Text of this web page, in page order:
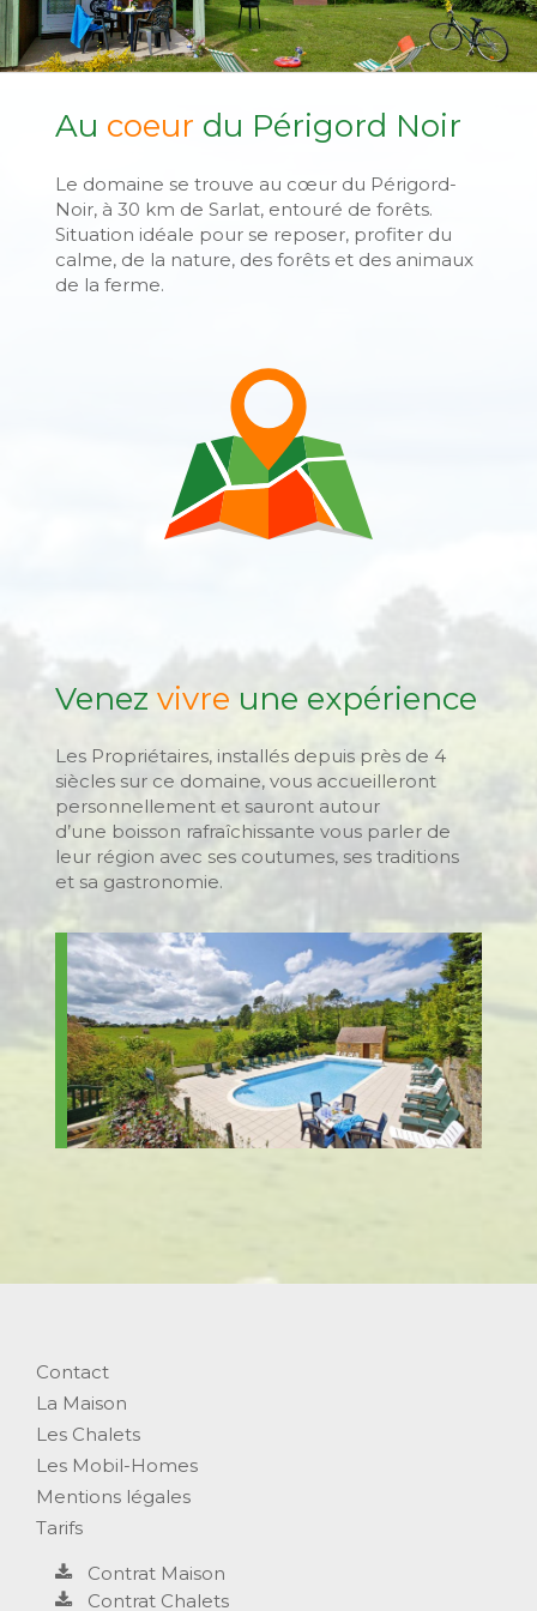
Les Chalets
Au coeur du Périgord Noir
Le domaine se trouve au cœur du Périgord-
Noir, à 30 km de Sarlat, entouré de forêts.
Situation idéale pour se reposer, profiter du
calme, de la nature, des forêts et des animaux
de la ferme.
Venez vivre une expérience
Les Propriétaires, installés depuis près de 4
siècles sur ce domaine, vous accueilleront
personnellement et sauront autour
d’une boisson rafraîchissante vous parler de
leur région avec ses coutumes, ses traditions
et sa gastronomie.
Contact
La Maison
Les Chalets
Les Mobil-Homes
Mentions légales
Tarifs
Contrat Maison
Contrat Chalets